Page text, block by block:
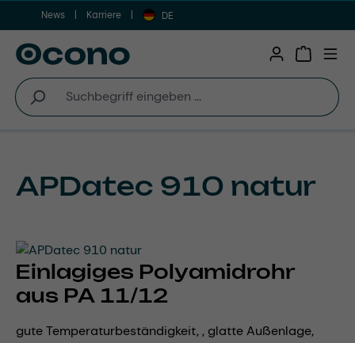
Zum Hauptinhalt springen
News Karriere DE
APDatec 910 natur
Einlagiges Polyamidrohr
aus PA 11/12
gute Temperaturbeständigkeit, , glatte Außenlage,